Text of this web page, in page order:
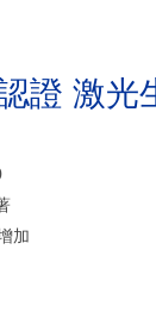
證 激光
加